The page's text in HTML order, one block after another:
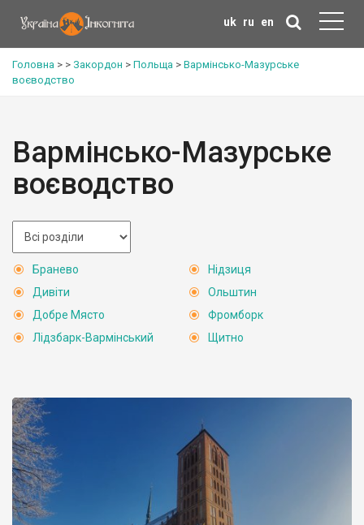
uk ru en
Головна > > Закордон > Польща > Вармінсько-Мазурське
воєводство
Вармінсько-Мазурське
воєводство
Бранево
Дивіти
Добре Място
Лідзбарк-Вармінський
Нідзиця
Ольштин
Фромборк
Щитно